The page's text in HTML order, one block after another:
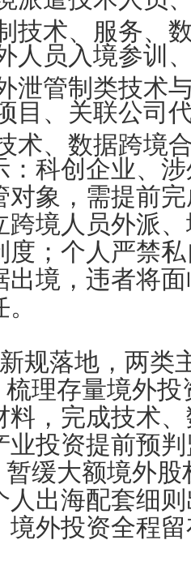
技术、服务、
人员入境参训
泄管制类技术
目、关联公司
术、数据跨境
：科创企业、
对象，需提前
跨境人员外派
度；个人严禁
出境，违者将
规落地，两类
理存量境外
料，完成技术
业投资提前预
缓大额境外
人出海配套细
境外投资全程